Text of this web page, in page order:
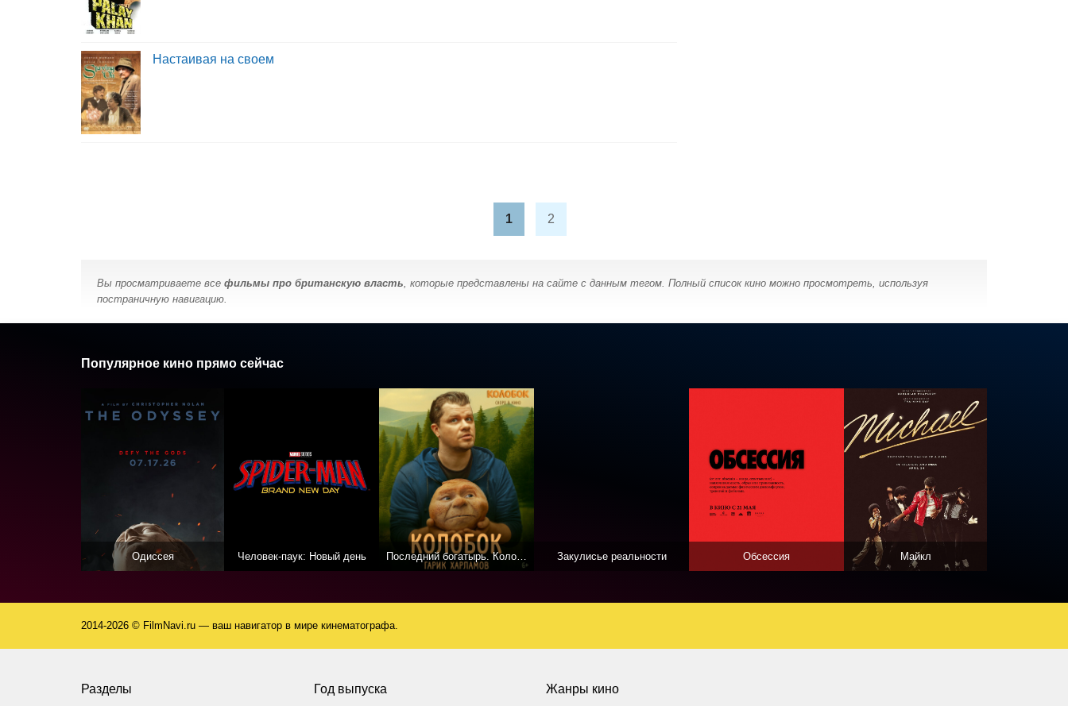
Настаивая на своем
1 2
Вы просматриваете все фильмы про британскую власть, которые представлены на сайте с данным тегом. Полный список кино можно просмотреть, используя
постраничную навигацию.
Популярное кино прямо сейчас
Одиссея Человек-паук: Новый день Последний богатырь. Колобок Закулисье реальности Обсессия Майкл
2014-2026 © FilmNavi.ru — ваш навигатор в мире кинематографа.
Разделы Год выпуска Жанры кино